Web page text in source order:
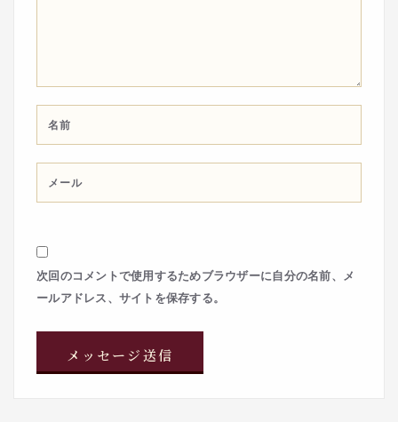
次回のコメントで使用するためブラウザーに自分の名前、メ
ールアドレス、サイトを保存する。